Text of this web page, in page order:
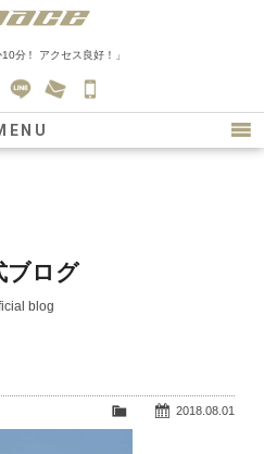
分！ アクセス良好！」
0139
車情報
車情報
社紹介
ブログ
blog
2018.08.01